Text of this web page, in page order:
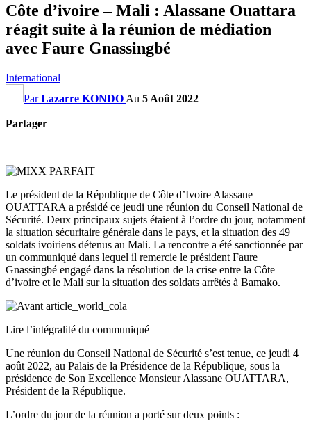
Côte d’ivoire – Mali : Alassane Ouattara
réagit suite à la réunion de médiation
avec Faure Gnassingbé
International
ParLazarre KONDO Au 5 Août 2022
Partager
Le président de la République de Côte d’Ivoire Alassane
OUATTARA a présidé ce jeudi une réunion du Conseil National de
Sécurité. Deux principaux sujets étaient à l’ordre du jour, notamment
la situation sécuritaire générale dans le pays, et la situation des 49
soldats ivoiriens détenus au Mali. La rencontre a été sanctionnée par
un communiqué dans lequel il remercie le président Faure
Gnassingbé engagé dans la résolution de la crise entre la Côte
d’ivoire et le Mali sur la situation des soldats arrêtés à Bamako.
Lire l’intégralité du communiqué
Une réunion du Conseil National de Sécurité s’est tenue, ce jeudi 4
août 2022, au Palais de la Présidence de la République, sous la
présidence de Son Excellence Monsieur Alassane OUATTARA,
Président de la République.
L’ordre du jour de la réunion a porté sur deux points :